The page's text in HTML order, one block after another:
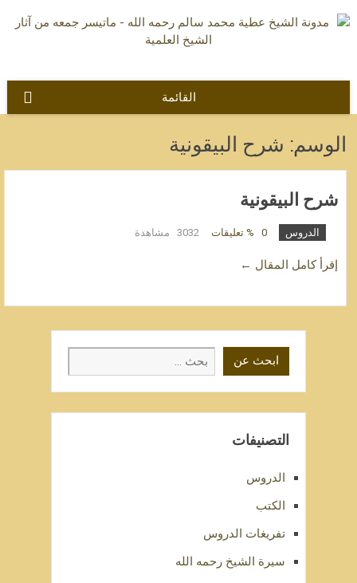
إلى
القائمة
الوسم: شرح البيقونية
شرح البيقونية
الدروس 0 % تعليقات 3032 مشاهدة
إقرأ كامل المقال ←
ابحثابحث عن
التصنيفات
الدروس
الكتب
تفريغات الدروس
سيرة الشيخ رحمه الله